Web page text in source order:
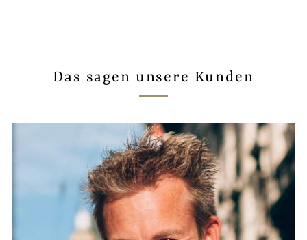
Das sagen unsere Kunden